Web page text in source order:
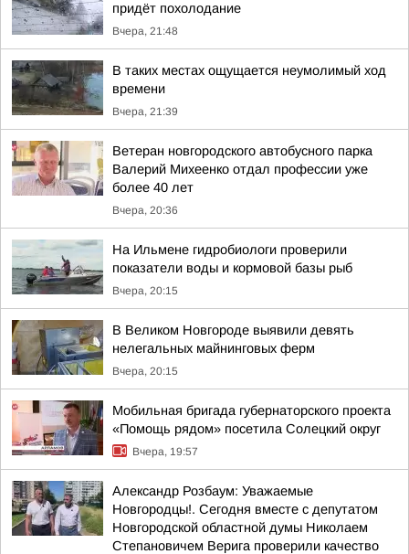
придёт похолодание
Вчера, 21:48
В таких местах ощущается неумолимый ход
времени
Вчера, 21:39
Ветеран новгородского автобусного парка
Валерий Михеенко отдал профессии уже
более 40 лет
Вчера, 20:36
На Ильмене гидробиологи проверили
показатели воды и кормовой базы рыб
Вчера, 20:15
В Великом Новгороде выявили девять
нелегальных майнинговых ферм
Вчера, 20:15
Мобильная бригада губернаторского проекта
«Помощь рядом» посетила Солецкий округ
Вчера, 19:57
Александр Розбаум: Уважаемые
Новгородцы!. Сегодня вместе с депутатом
Новгородской областной думы Николаем
Степановичем Верига проверили качество